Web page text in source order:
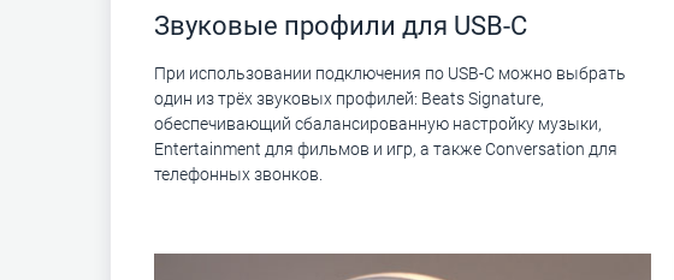
Звуковые профили для USB-C
При использовании подключения по USB-C можно выбрать
один из трёх звуковых профилей: Beats Signature,
обеспечивающий сбалансированную настройку музыки,
Entertainment для фильмов и игр, а также Conversation для
телефонных звонков.